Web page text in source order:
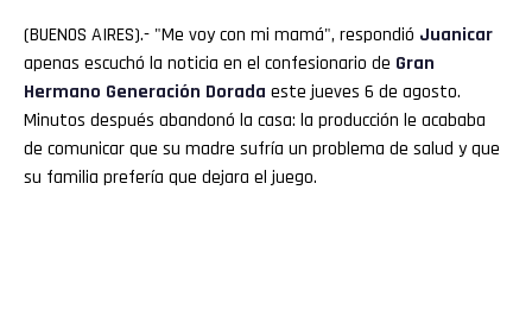
(BUENOS AIRES).- "Me voy con mi mamá", respondió Juanicar
apenas escuchó la noticia en el confesionario de Gran
Hermano Generación Dorada este jueves 6 de agosto.
Minutos después abandonó la casa: la producción le acababa
de comunicar que su madre sufría un problema de salud y que
su familia prefería que dejara el juego.